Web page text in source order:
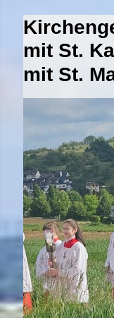
mit St.
mit St.